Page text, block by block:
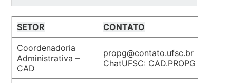
SETOR CONTATO
Coordenadoria
Administrativa –
CAD
propg@contato.ufsc.br
ChatUFSC: CAD.PROPG